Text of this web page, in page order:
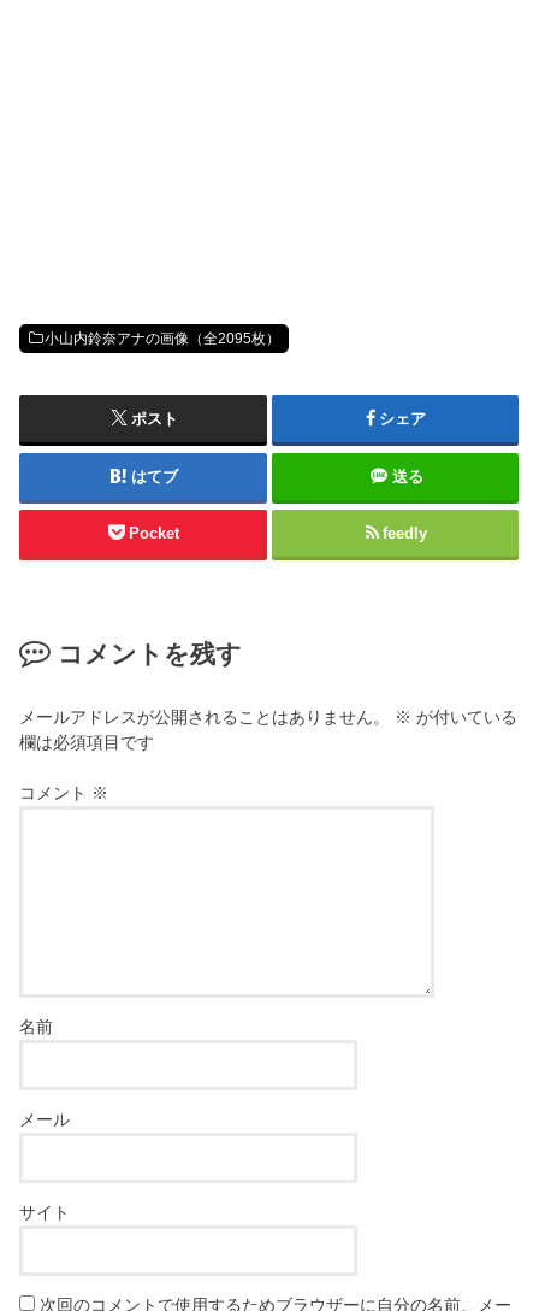
小山内鈴奈アナの画像（全2095枚）
ポスト シェア
はてブ 送る
Pocket feedly
コメントを残す
メールアドレスが公開されることはありません。 ※ が付いている
欄は必須項目です
コメント ※
名前
メール
サイト
次回のコメントで使用するためブラウザーに自分の名前、メー